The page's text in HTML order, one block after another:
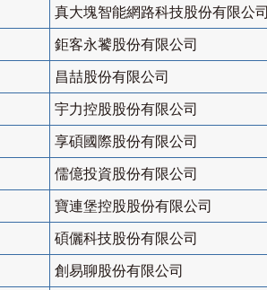
真大塊智能網路科技股份有限公司
鉅客永饕股份有限公司
昌喆股份有限公司
宇力控股股份有限公司
享碩國際股份有限公司
儒億投資股份有限公司
寶連堡控股股份有限公司
碩儷科技股份有限公司
創易聊股份有限公司